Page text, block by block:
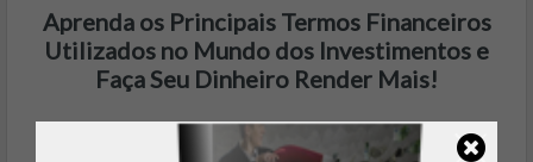
Aprenda os Principais Termos Financeiros
Utilizados no Mundo dos Investimentos e
Faça Seu Dinheiro Render Mais!